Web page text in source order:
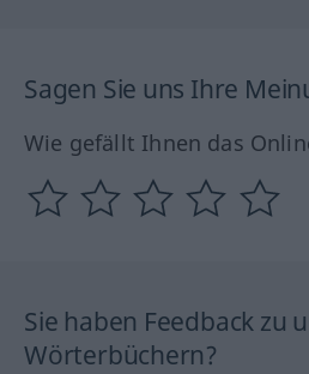
Sagen Sie uns Ihre
Wie gefällt Ihnen das
Sie haben Feedback zu
Wörterbüchern?